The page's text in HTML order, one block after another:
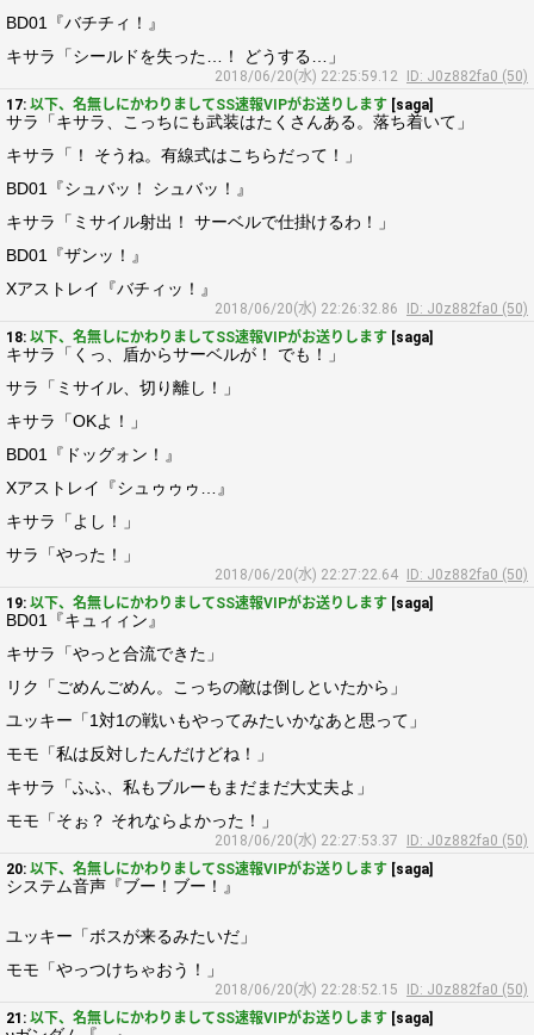
BD01『バチチィ！』
キサラ「シールドを失った…！ どうする…」
2018/06/20(水) 22:25:59.12
ID: J0z882fa0 (50)
17: 以下、名無しにかわりましてSS速報VIPがお送りします [saga]
サラ「キサラ、こっちにも武装はたくさんある。落ち着いて」
キサラ「！ そうね。有線式はこちらだって！」
BD01『シュバッ！ シュバッ！』
キサラ「ミサイル射出！ サーベルで仕掛けるわ！」
BD01『ザンッ！』
Xアストレイ『バチィッ！』
2018/06/20(水) 22:26:32.86
ID: J0z882fa0 (50)
18: 以下、名無しにかわりましてSS速報VIPがお送りします [saga]
キサラ「くっ、盾からサーベルが！ でも！」
サラ「ミサイル、切り離し！」
キサラ「OKよ！」
BD01『ドッグォン！』
Xアストレイ『シュゥゥゥ…』
キサラ「よし！」
サラ「やった！」
2018/06/20(水) 22:27:22.64
ID: J0z882fa0 (50)
19: 以下、名無しにかわりましてSS速報VIPがお送りします [saga]
BD01『キュィィン』
キサラ「やっと合流できた」
リク「ごめんごめん。こっちの敵は倒しといたから」
ユッキー「1対1の戦いもやってみたいかなあと思って」
モモ「私は反対したんだけどね！」
キサラ「ふふ、私もブルーもまだまだ大丈夫よ」
モモ「そぉ？ それならよかった！」
2018/06/20(水) 22:27:53.37
ID: J0z882fa0 (50)
20: 以下、名無しにかわりましてSS速報VIPがお送りします [saga]
システム音声『ブー！ブー！』
ユッキー「ボスが来るみたいだ」
モモ「やっつけちゃおう！」
2018/06/20(水) 22:28:52.15
ID: J0z882fa0 (50)
21: 以下、名無しにかわりましてSS速報VIPがお送りします [saga]